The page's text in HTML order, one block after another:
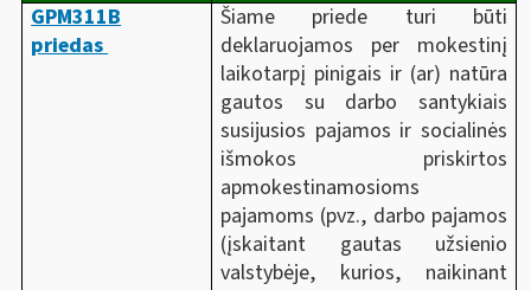
GPM311B
priedas
Šiame priede turi būti
deklaruojamos per mokestinį
laikotarpį pinigais ir (ar) natūra
gautos su darbo santykiais
susijusios pajamos ir socialinės
išmokos priskirtos
apmokestinamosioms
pajamoms (pvz., darbo pajamos
(įskaitant gautas užsienio
valstybėje, kurios, naikinant